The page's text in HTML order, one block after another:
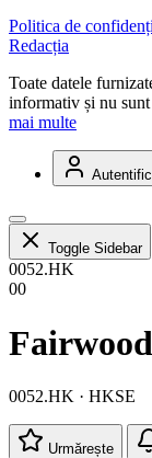
Politica de
Redacția
Toate datele
informativ și nu
mai multe
Toggle Sidebar
0052.HK
00
0052.HK · HKSE
Urmărește